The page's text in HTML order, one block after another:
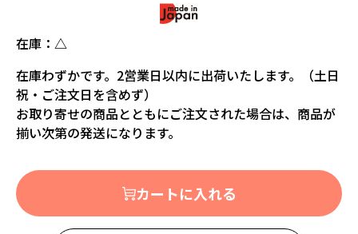
在庫： △
在庫わずかです。2営業日以内に出荷いたします。（土日
祝・ご注文日を含めず）
お取り寄せの商品とともにご注文された場合は、商品が
揃い次第の発送になります。
カートに入れる